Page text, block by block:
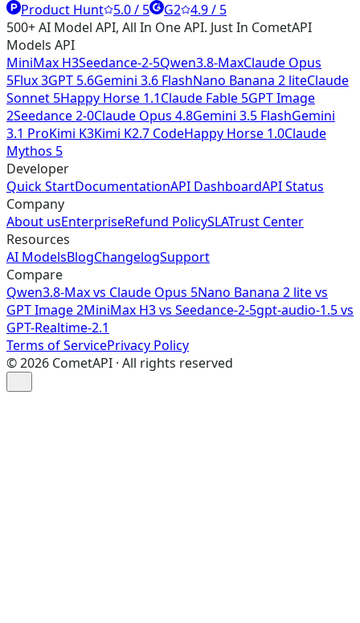
Product Hunt 5.0 / 5 G2 4.9 / 5
500+ AI Model API, All In One API. Just In CometAPI
Models API
MiniMax H3Seedance-2-5Qwen3.8-MaxClaude Opus
5Flux 3GPT 5.6Gemini 3.6 FlashNano Banana 2 liteClaude
Sonnet 5Happy Horse 1.1Claude Fable 5GPT Image
2Seedance 2-0Claude Opus 4.8Gemini 3.5 FlashGemini
3.1 ProKimi K3Kimi K2.7 CodeHappy Horse 1.0Claude
Mythos 5
Developer
Quick StartDocumentationAPI DashboardAPI Status
Company
About usEnterpriseRefund PolicySLATrust Center
Resources
AI ModelsBlogChangelogSupport
Compare
Qwen3.8-Max vs Claude Opus 5Nano Banana 2 lite vs
GPT Image 2MiniMax H3 vs Seedance-2-5gpt-audio-1.5 vs
GPT-Realtime-2.1
Terms of ServicePrivacy Policy
©2026 CometAPI · All rights reserved